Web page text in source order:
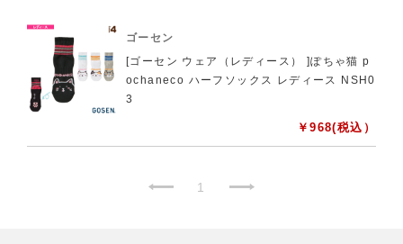
ゴーセン
[ゴーセン ウェア（レディース） ]ぽちゃ猫 p
ochaneco ハーフソックス レディース NSH0
3
￥968(税込）
1